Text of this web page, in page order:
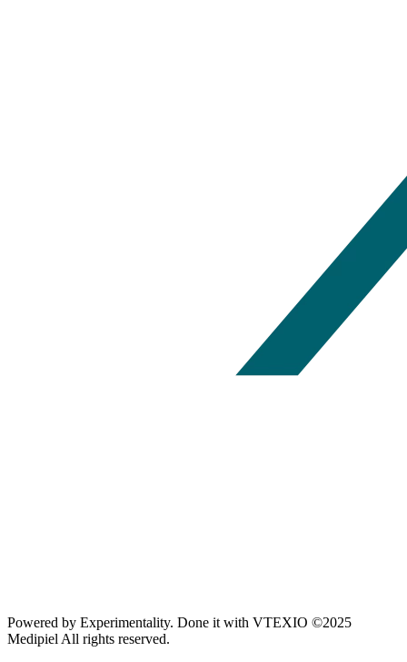
Powered by Experimentality. Done it with VTEXIO ©2025
Medipiel All rights reserved.